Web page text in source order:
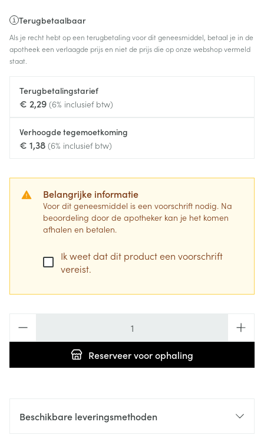
Terugbetaalbaar
Als je recht hebt op een terugbetaling voor dit geneesmiddel, betaal je in de
apotheek een verlaagde prijs en niet de prijs die op onze webshop vermeld
staat.
Terugbetalingstarief
€ 2,29 (6% inclusief btw)
Verhoogde tegemoetkoming
€ 1,38 (6% inclusief btw)
Belangrijke informatie
Voor dit geneesmiddel is een voorschrift nodig. Na
beoordeling door de apotheker kan je het komen
afhalen en betalen.
Ik weet dat dit product een voorschrift
vereist.
Reserveervoor ophaling
Beschikbare leveringsmethoden